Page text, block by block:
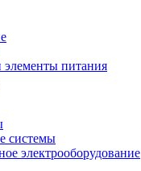
элементы питания
системы
электрооборудование